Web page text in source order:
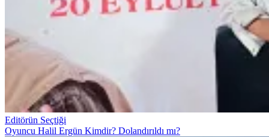
Editörün Seçtiği
Oyuncu Halil Ergün Kimdir? Dolandırıldı mı?